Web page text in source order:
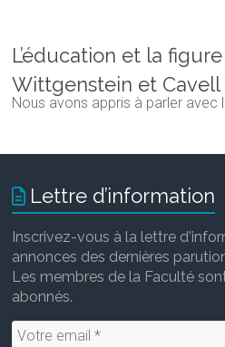
L’éducation et la
Wittgenstein et Cavell
Nous avons appris à parler avec
Lettre d’information
Inscrivez-vous à la lettre
annonces des dernières
Les membres de la Faculté
abonnés.